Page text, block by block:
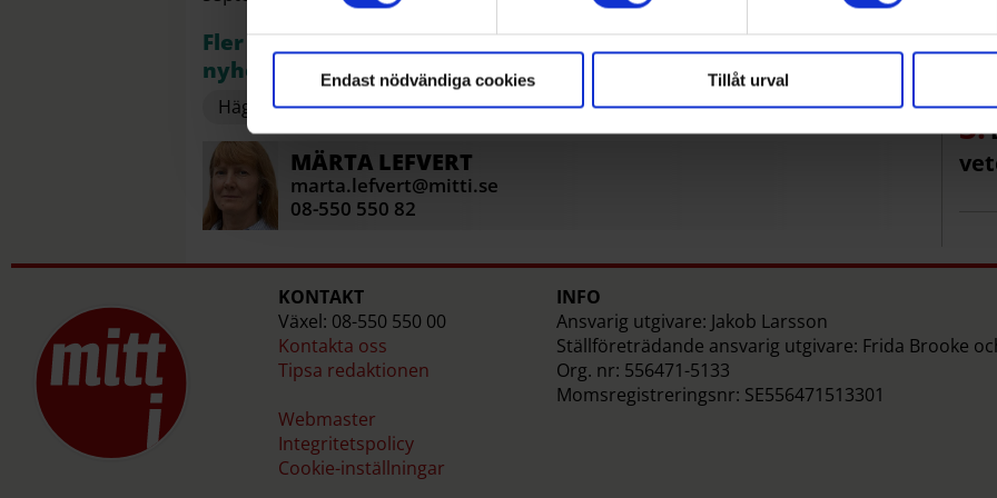
Endast nödvändiga cookies Tillåt urval
Fler nyheter från ditt område – prenumerera på Mitt i:s
nyhetsbrev Kvarteret!
Hägersten + Älvsjö + Liljeholmen-Gröndal +
MÄRTA LEFVERT
marta.lefvert@mitti.se
08-550 550 82
KONTAKT
Växel: 08-550 550 00
Kontakta oss
Tipsa redaktionen
Webmaster
Integritetspolicy
Cookie-inställningar
INFO
Ansvarig utgivare: Jakob Larsson
Ställföreträdande ansvarig utgivare: Frida Brooke
Org. nr: 556471-5133
Momsregistreringsnr: SE556471513301